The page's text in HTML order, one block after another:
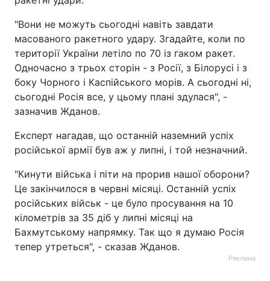
"Вони не можуть сьогодні навіть завдати
масованого ракетного удару. Згадайте, коли по
території України летіло по 70 із гаком ракет.
Одночасно з трьох сторін - з Росії, з Білорусі і з
боку Чорного і Каспійського морів. А сьогодні ні,
сьогодні Росія все, у цьому плані здулася", -
зазначив Жданов.
Експерт нагадав, що останній наземний успіх
російської армії був аж у липні, і той незначний.
"Кинути війська і піти на прорив нашої оборони?
Це закінчилося в червні місяці. Останній успіх
російських військ - це було просування на 10
кілометрів за 35 діб у липні місяці на
Бахмутському напрямку. Так що я думаю Росія
тепер утреться", - сказав Жданов.
Реклама